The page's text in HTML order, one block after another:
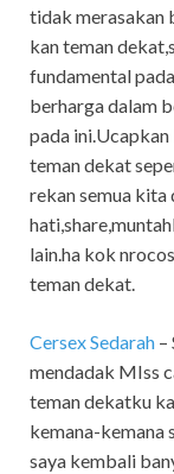
tidak merasakan
kan teman
fundamental
berharga dalam
pada
teman dekat
rekan semua kita
lain.ha kok
teman dekat.
Cersex Sedarah –
mendadak MIss
teman dekatku
kemana-kemana
saya kembali